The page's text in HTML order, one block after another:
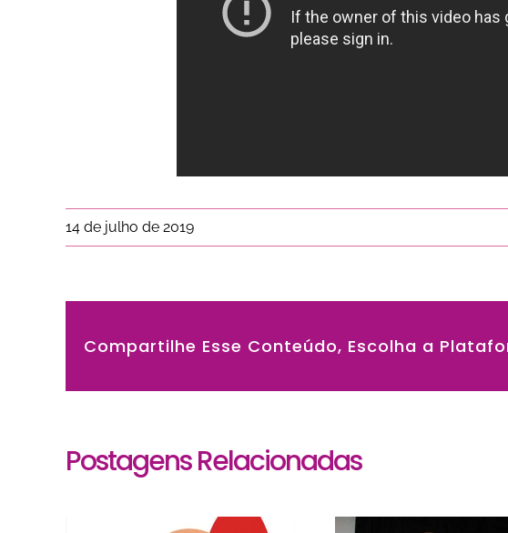
14 de julho de 2019
Compartilhe Esse Conteúdo, Escolha a
Postagens Relacionadas